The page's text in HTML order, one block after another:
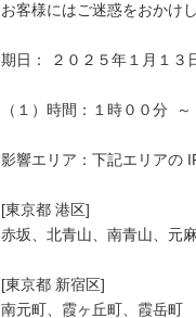
お客様にはご迷惑をおかけ
期日： ２０２５年１月１３
（１）時間：１時００分
影響エリア：下記エリアの
[東京都 港区]
赤坂、北青山、南青山、元
[東京都 新宿区]
南元町、霞ヶ丘町、霞岳町